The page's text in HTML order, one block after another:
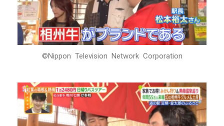
©Nippon Television Network Corporation